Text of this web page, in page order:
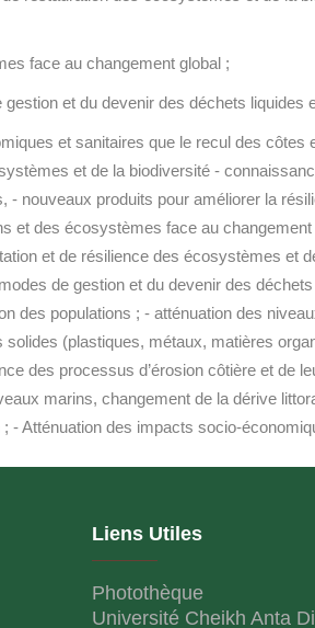
face au changement global ;
et du devenir des déchets
et sanitaires que le recul des
et de la biodiversité -
nouveaux produits pour améliorer la
des écosystèmes face au
et de résilience des écosystèmes et
de gestion et du devenir des
des populations ; - atténuation des
(plastiques, métaux, matières
des processus d’érosion côtière et
marins, changement de la dérive
Atténuation des impacts socio-
Liens Utiles
Photothèque
Université Cheikh Anta